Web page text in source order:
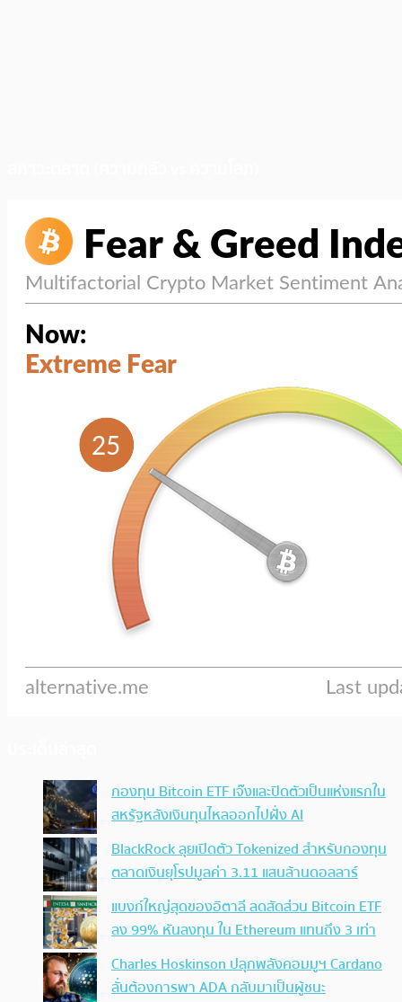
กองทุน Bitcoin ETF เจ๊งและปิดตัวเป็นแห่งแรกใน
สหรัฐหลังเงินทุนไหลออกไปฝั่ง AI
BlackRock ลุยเปิดตัว Tokenized สำหรับกองทุน
ตลาดเงินยุโรปมูลค่า 3.11 แสนล้านดอลลาร์
แบงก์ใหญ่สุดของอิตาลี ลดสัดส่วน Bitcoin ETF
ลง 99% หันลงทุน ใน Ethereum แทนถึง 3 เท่า
Charles Hoskinson ปลุกพลังคอมมูฯ Cardano
ลั่นต้องการพา ADA กลับมาเป็นผู้ชนะ